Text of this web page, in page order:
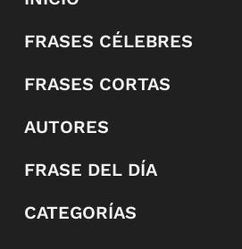
FRASES CÉLEBRES
FRASES CORTAS
AUTORES
FRASE DEL DÍA
CATEGORÍAS